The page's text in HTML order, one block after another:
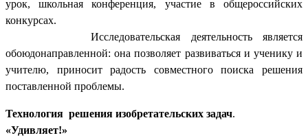
урок, школьная конференция, участие в общероссийских
конкурсах.
Исследовательская деятельность является
обоюдонаправленной: она позволяет развиваться и ученику и
учителю, приносит радость совместного поиска решения
поставленной проблемы.
Технология решения изобретательских задач.
«Удивляет!»